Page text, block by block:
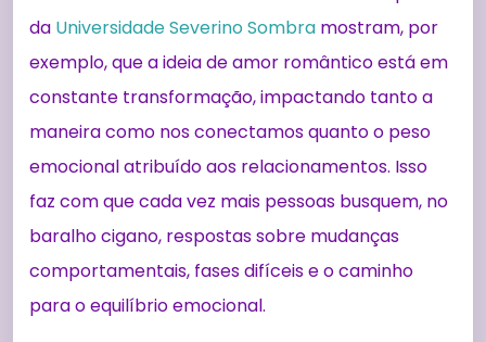
da Universidade Severino Sombra mostram, por
exemplo, que a ideia de amor romântico está em
constante transformação, impactando tanto a
maneira como nos conectamos quanto o peso
emocional atribuído aos relacionamentos. Isso
faz com que cada vez mais pessoas busquem, no
baralho cigano, respostas sobre mudanças
comportamentais, fases difíceis e o caminho
para o equilíbrio emocional.